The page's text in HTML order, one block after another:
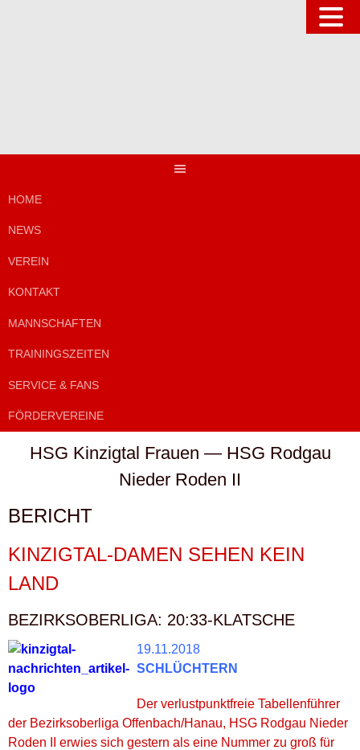
HOME
NEWS
VEREIN
KONTAKT
MANNSCHAFTEN
TRAININGSZEITEN
SERVICE & FANS
FÖRDERVEREINE
HSG Kinzigtal Frauen — HSG Rodgau
Nieder Roden II
BERICHT
KINZIGTAL-DAMEN SEHEN KEIN
LAND
BEZIRKSOBERLIGA: 20:33-KLATSCHE
19.11.2018
SCHLÜCHTERN
Der verlustpunktfreie Tabellenführer
der Bezirksoberliga Offenbach/Hanau, HSG Rodgau Nieder
Roden II erwies sich gestern als eine Nummer zu groß für